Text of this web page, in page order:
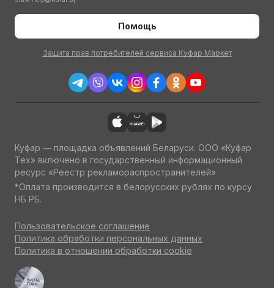
Помощь
Защита прав потребителей сервиса Куфар Маркет
Куфар — площадка объявлений Беларуси. ООО «Куфар
Тех» включено в государственный информационный
ресурс «Реестр рекламораспространителей»
*Оплата производится в белорусских рублях по курсу
НБ РБ.
Пользовательское соглашение
Политика обработки персональных данных
Политика в отношении обработки cookie